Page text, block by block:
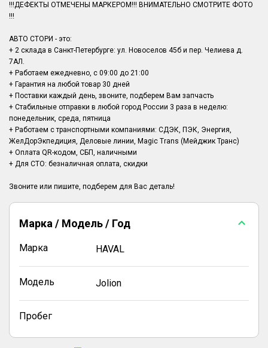
!!!ДЕФЕКТЫ ОТМЕЧЕНЫ МАРКЕРОМ!!! ВНИМАТЕЛЬНО СМОТРИТЕ ФОТО
!!!
АВТО СТОРИ - это:
+ 2 склада в Санкт-Петербурге: ул. Новоселов 45б и пер. Челиева д.
7АЛ.
+ Работаем ежедневно, с 09:00 до 21:00
+ Гарантия на любой товар 30 дней
+ Поставки каждый день, звоните, подберем Вам запчасть
+ Стабильные отправки в любой город России 3 раза в неделю:
понедельник, среда, пятница
+ Работаем с транспортными компаниями: СДЭК, ПЭК, Энергия,
ЖелДорЭкпедиция, Деловые линии, Magic Trans (Мейджик Транс)
+ Оплата QR-кодом, СБП, наличными
+ Для СТО: безналичная оплата, скидки
Марка / Модель / Год
Марка HAVAL
Модель Jolion
Пробег